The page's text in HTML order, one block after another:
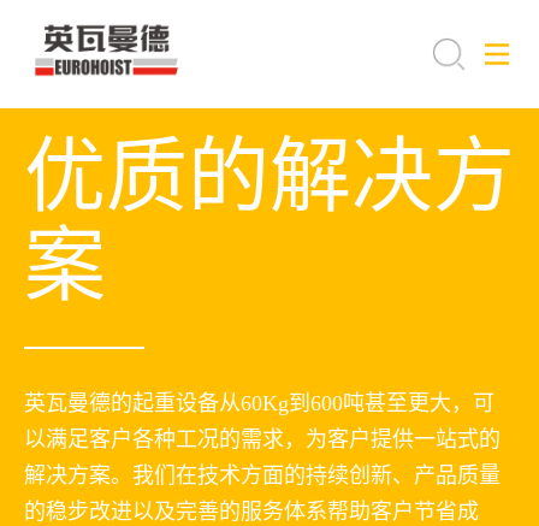
优质的解决方
案
英瓦曼德的起重设备从60Kg到600吨甚至更大，可
以满足客户各种工况的需求，为客户提供一站式的
解决方案。我们在技术方面的持续创新、产品质量
的稳步改进以及完善的服务体系帮助客户节省成